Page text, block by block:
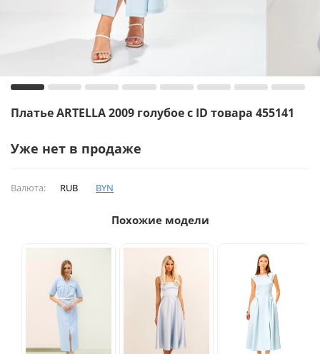
Платье ARTELLA 2009 голубое с ID товара 455141
Уже нет в продаже
Валюта: RUB BYN
Похожие модели